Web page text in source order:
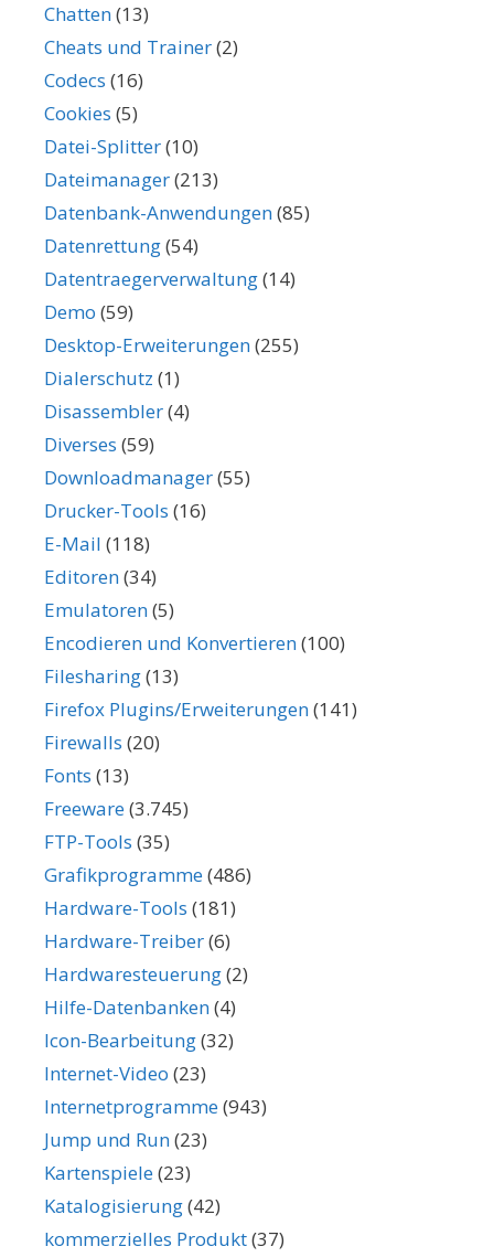
Chatten(13)
Cheats und Trainer(2)
Codecs (16)
Cookies (5)
Datei-Splitter(10)
Dateimanager(213)
Datenbank-Anwendungen(85)
Datenrettung(54)
Datentraegerverwaltung(14)
Demo (59)
Desktop-Erweiterungen(255)
Dialerschutz (1)
Disassembler(4)
Diverses (59)
Downloadmanager(55)
Drucker-Tools (16)
E-Mail (118)
Editoren(34)
Emulatoren(5)
Encodieren und Konvertieren(100)
Filesharing(13)
Firefox Plugins/Erweiterungen(141)
Firewalls (20)
Fonts (13)
Freeware(3.745)
FTP-Tools (35)
Grafikprogramme(486)
Hardware-Tools (181)
Hardware-Treiber(6)
Hardwaresteuerung(2)
Hilfe-Datenbanken(4)
Icon-Bearbeitung(32)
Internet-Video (23)
Internetprogramme(943)
Jump und Run(23)
Kartenspiele(23)
Katalogisierung(42)
kommerzielles Produkt(37)